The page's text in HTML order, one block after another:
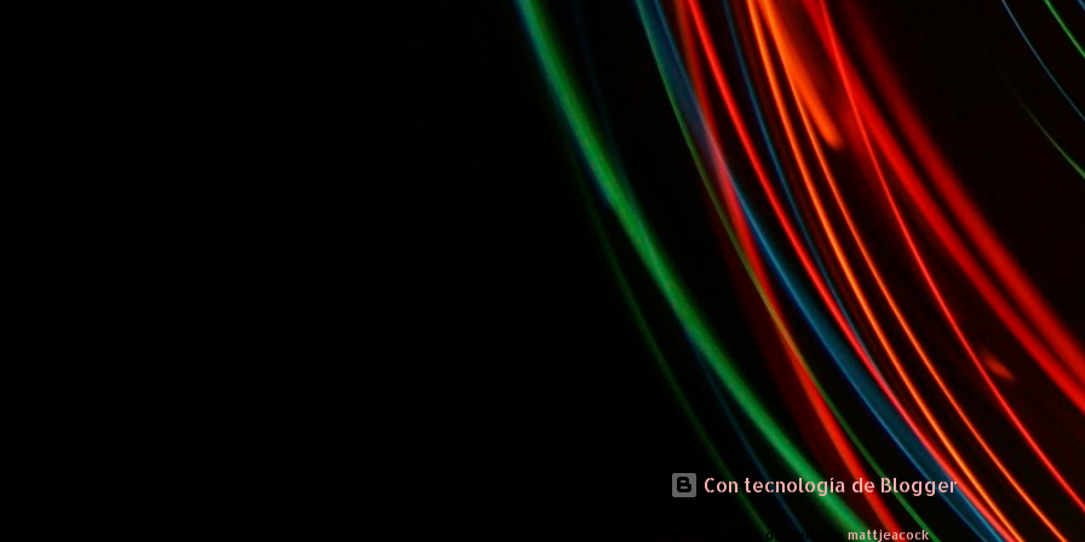
Con tecnología de Blogger
Imágenes del tema demattjeacock